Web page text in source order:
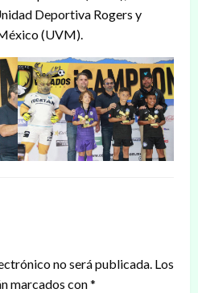
Deportiva Rogers y
(UVM).
no será publicada. Los
marcados con*